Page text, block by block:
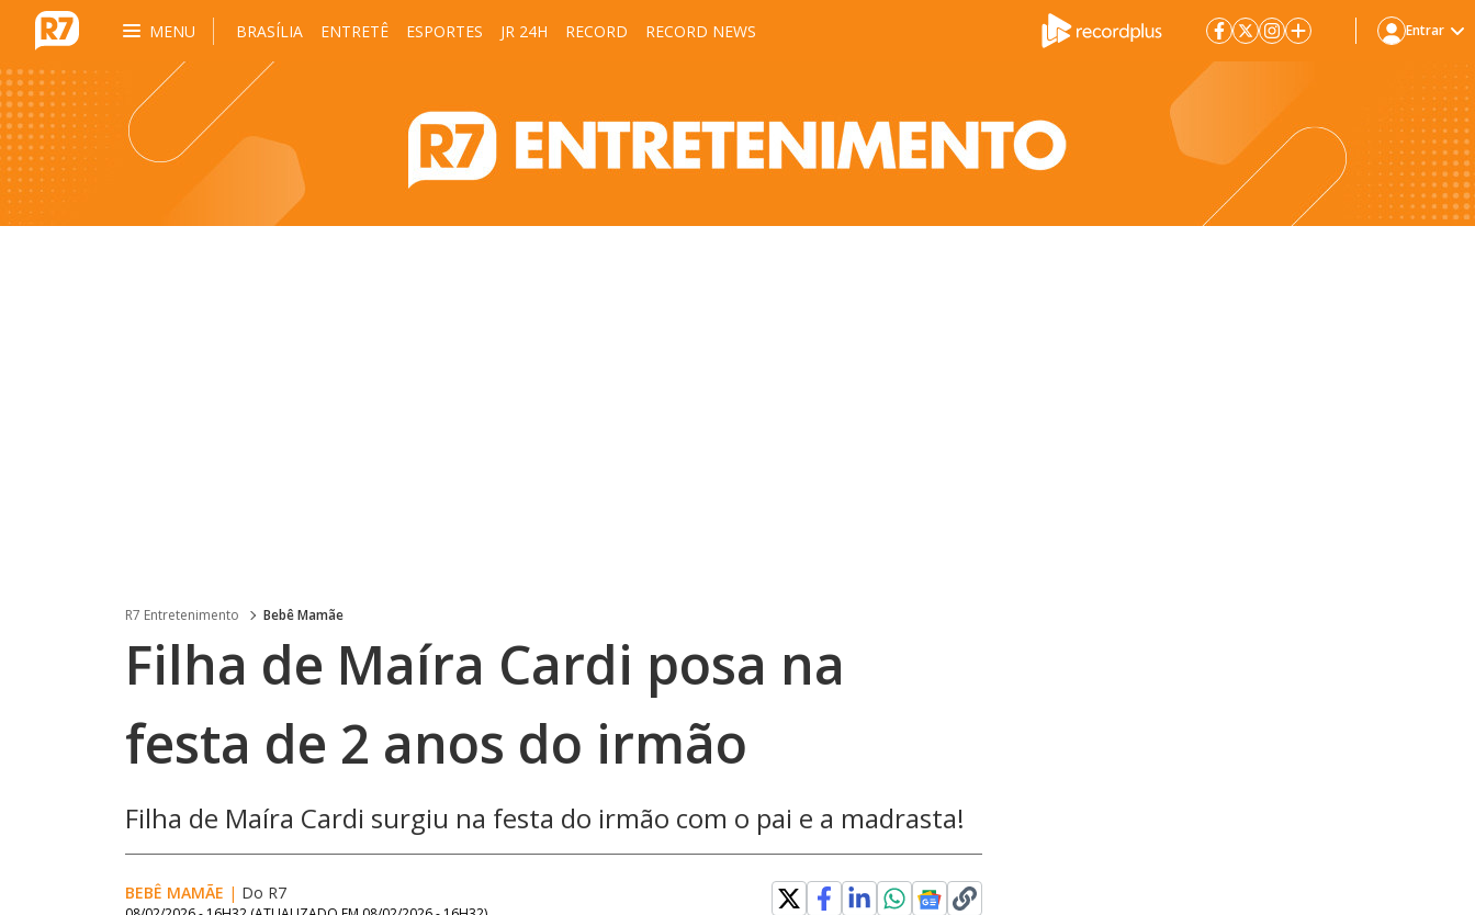
MENU BRASÍLIA ENTRETÊ ESPORTES JR 24H RECORD RECORD NEWS Entrar
R7 Entretenimento Bebê Mamãe
Filha de Maíra Cardi posa na
festa de 2 anos do irmão
Filha de Maíra Cardi surgiu na festa do irmão com o pai e a madrasta!
BEBÊ MAMÃE | Do R7